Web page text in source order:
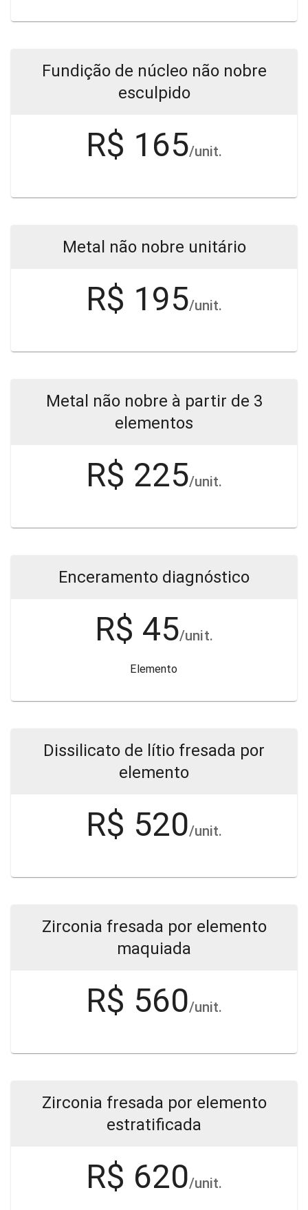
Fundição de núcleo não nobre
esculpido
R$ 165/unit.
Metal não nobre unitário
R$ 195/unit.
Metal não nobre à partir de 3
elementos
R$ 225/unit.
Enceramento diagnóstico
R$ 45/unit.
Elemento
Dissilicato de lítio fresada por
elemento
R$ 520/unit.
Zirconia fresada por elemento
maquiada
R$ 560/unit.
Zirconia fresada por elemento
estratificada
R$ 620/unit.